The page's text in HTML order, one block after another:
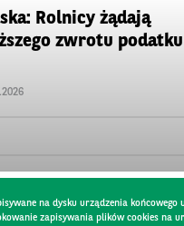
Rolnicy żądają
zwrotu podatku
na dysku urządzenia
zapisywania plików cookies na